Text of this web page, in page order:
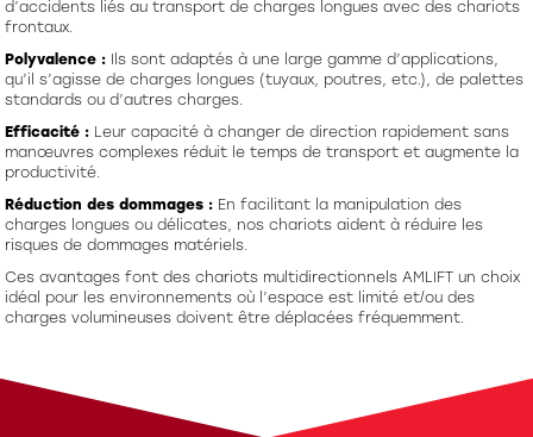
d’accidents liés au transport de charges longues avec des chariots
frontaux.
Polyvalence : Ils sont adaptés à une large gamme d’applications,
qu’il s’agisse de charges longues (tuyaux, poutres, etc.), de palettes
standards ou d’autres charges.
Efficacité : Leur capacité à changer de direction rapidement sans
manœuvres complexes réduit le temps de transport et augmente la
productivité.
Réduction des dommages : En facilitant la manipulation des
charges longues ou délicates, nos chariots aident à réduire les
risques de dommages matériels.
Ces avantages font des chariots multidirectionnels AMLIFT un choix
idéal pour les environnements où l’espace est limité et/ou des
charges volumineuses doivent être déplacées fréquemment.